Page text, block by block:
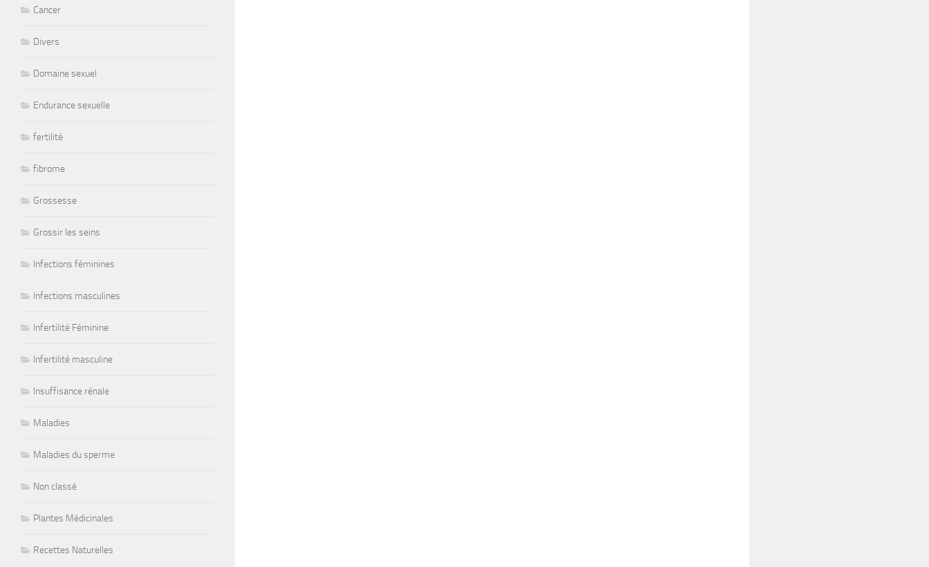
Cancer
Divers
Domaine sexuel
Endurance sexuelle
fertilité
fibrome
Grossesse
Grossir les seins
Infections féminines
Infections masculines
Infertilité Féminine
Infertilité masculine
Insuffisance rénale
Maladies
Maladies du sperme
Non classé
Plantes Médicinales
Recettes Naturelles